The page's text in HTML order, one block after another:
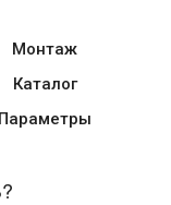
Монтаж
Каталог
Параметры